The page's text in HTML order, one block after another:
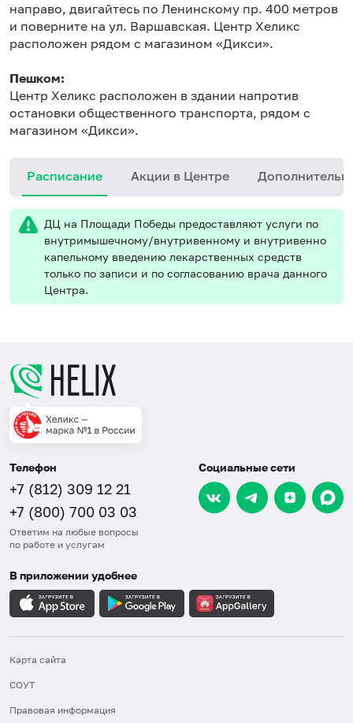
направо, двигайтесь по Ленинскому пр. 400 метров
и поверните на ул. Варшавская. Центр Хеликс
расположен рядом с магазином «Дикси».
Пешком:
Центр Хеликс расположен в здании напротив
остановки общественного транспорта, рядом с
магазином «Дикси».
Расписание Акции в Центре
ДЦ на Площади Победы предоставляют услуги по
внутримышечному/внутривенному и внутривенно
капельному введению лекарственных средств
только по записи и по согласованию врача данного
Центра.
Телефон
+7 (812) 309 12 21
+7 (800) 700 03 03
Ответим на любые вопросы
по работе и услугам
Социальные сети
В приложении удобнее
Карта сайта
СОУТ
Правовая информация